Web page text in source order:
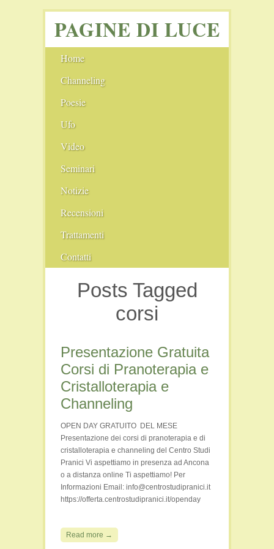
PAGINE DI LUCE
Home
Channeling
Angeli
Poesie
Ufo
I cerchi nel grano
Video
Seminari
Notizie
Film Consigliati
Scie chimiche
Il Vecchio Blog
Recensioni
Comunità
Conferenze
Fiere
Film e Video
Viaggi e Luoghi Spirituali
Trattamenti
Pranoterapia
Contatti
Posts Tagged
corsi
Presentazione Gratuita
Corsi di Pranoterapia e
Cristalloterapia e
Channeling
OPEN DAY GRATUITO DEL MESE
Presentazione dei corsi di pranoterapia e di
cristalloterapia e channeling del Centro Studi
Pranici Vi aspettiamo in presenza ad Ancona
o a distanza online Ti aspettiamo! Per
Informazioni Email: info@centrostudipranici.it
https://offerta.centrostudipranici.it/openday
Read more →